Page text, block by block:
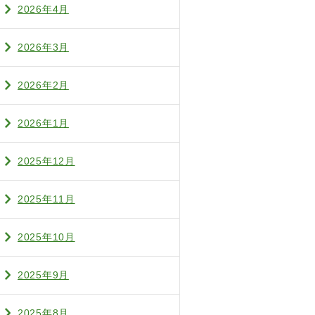
2026年4月
2026年3月
2026年2月
2026年1月
2025年12月
2025年11月
2025年10月
2025年9月